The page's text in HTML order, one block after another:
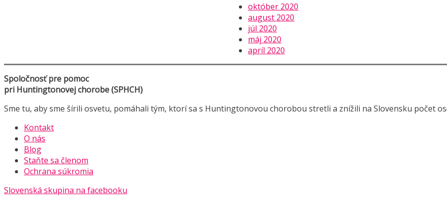
október 2020
august 2020
júl 2020
máj 2020
apríl 2020
Spoločnosť pre pomoc
pri Huntingtonovej chorobe (SPHCH)
Sme tu, aby sme šírili osvetu, pomáhali tým, ktorí sa s Huntingtonovou chorobou stretli a znížili na Slovensku počet
Kontakt
O nás
Blog
Staňte sa členom
Ochrana súkromia
Slovenská skupina na facebooku